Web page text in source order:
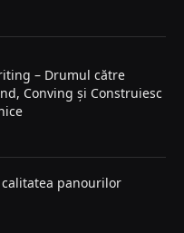
– Drumul către
Conving și Construiesc
calitatea panourilor